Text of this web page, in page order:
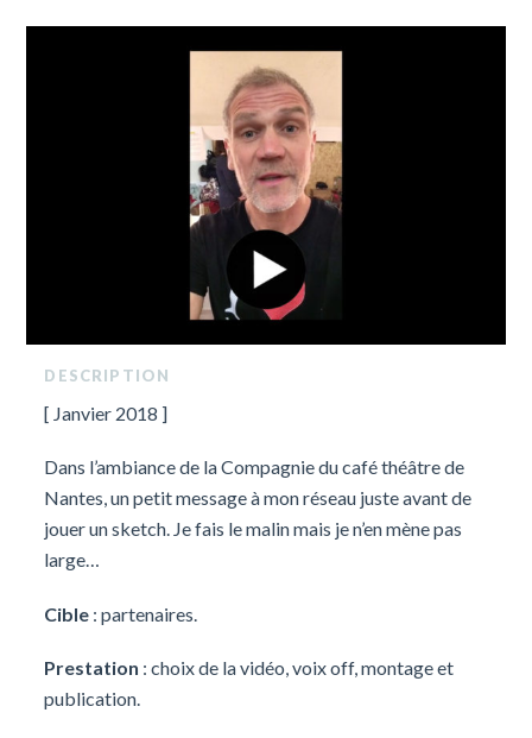
DESCRIPTION
[ Janvier 2018 ]
Dans l’ambiance de la Compagnie du café théâtre de
Nantes, un petit message à mon réseau juste avant de
jouer un sketch. Je fais le malin mais je n’en mène pas
large…
Cible : partenaires.
Prestation : choix de la vidéo, voix off, montage et
publication.